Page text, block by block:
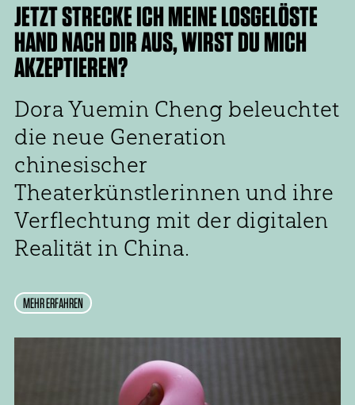
JETZT STRECKE ICH MEINE LOSGELÖSTE
HAND NACH DIR AUS, WIRST DU MICH
AKZEPTIEREN?
Dora Yuemin Cheng beleuchtet
die neue Generation
chinesischer
Theaterkünstlerinnen und ihre
Verflechtung mit der digitalen
Realität in China.
MEHR ERFAHREN